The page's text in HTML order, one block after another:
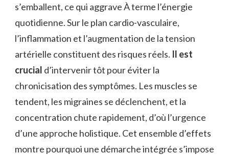
s’emballent, ce qui aggrave À terme l’énergie
quotidienne. Sur le plan cardio-vasculaire,
l’inflammation et l’augmentation de la tension
artérielle constituent des risques réels. Il est
crucial d’intervenir tôt pour éviter la
chronicisation des symptômes. Les muscles se
tendent, les migraines se déclenchent, et la
concentration chute rapidement, d’où l’urgence
d’une approche holistique. Cet ensemble d’effets
montre pourquoi une démarche intégrée s’impose